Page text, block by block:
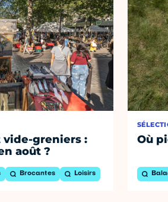
vide-greniers :
août ?
Brocantes Loisirs
Où